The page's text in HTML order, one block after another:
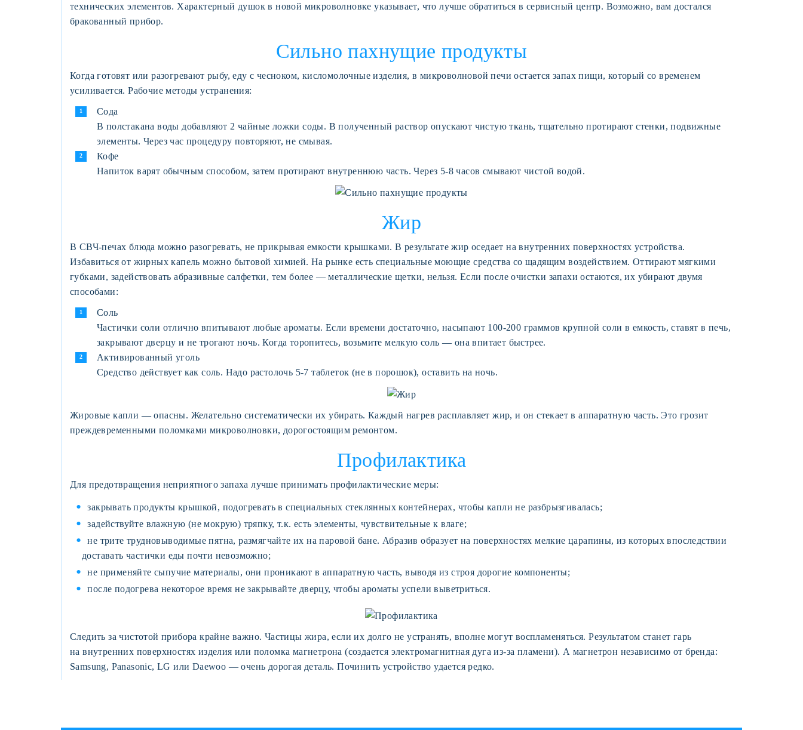
технических элементов. Характерный душок в новой микроволновке указывает, что лучше обратиться в сервисный центр. Возможно, вам достался
бракованный прибор.
Сильно пахнущие продукты
Когда готовят или разогревают рыбу, еду с чесноком, кисломолочные изделия, в микроволновой печи остается запах пищи, который со временем
усиливается. Рабочие методы устранения:
Сода
В полстакана воды добавляют 2 чайные ложки соды. В полученный раствор опускают чистую ткань, тщательно протирают стенки, подвижные
элементы. Через час процедуру повторяют, не смывая.
Кофе
Напиток варят обычным способом, затем протирают внутреннюю часть. Через 5-8 часов смывают чистой водой.
Жир
В СВЧ-печах блюда можно разогревать, не прикрывая емкости крышками. В результате жир оседает на внутренних поверхностях устройства.
Избавиться от жирных капель можно бытовой химией. На рынке есть специальные моющие средства со щадящим воздействием. Оттирают мягкими
губками, задействовать абразивные салфетки, тем более — металлические щетки, нельзя. Если после очистки запахи остаются, их убирают двумя
способами:
Соль
Частички соли отлично впитывают любые ароматы. Если времени достаточно, насыпают 100-200 граммов крупной соли в емкость, ставят в печь,
закрывают дверцу и не трогают ночь. Когда торопитесь, возьмите мелкую соль — она впитает быстрее.
Активированный уголь
Средство действует как соль. Надо растолочь 5-7 таблеток (не в порошок), оставить на ночь.
Жировые капли — опасны. Желательно систематически их убирать. Каждый нагрев расплавляет жир, и он стекает в аппаратную часть. Это грозит
преждевременными поломками микроволновки, дорогостоящим ремонтом.
Профилактика
Для предотвращения неприятного запаха лучше принимать профилактические меры:
закрывать продукты крышкой, подогревать в специальных стеклянных контейнерах, чтобы капли не разбрызгивалась;
задействуйте влажную (не мокрую) тряпку, т.к. есть элементы, чувствительные к влаге;
не трите трудновыводимые пятна, размягчайте их на паровой бане. Абразив образует на поверхностях мелкие царапины, из которых впоследствии
доставать частички еды почти невозможно;
не применяйте сыпучие материалы, они проникают в аппаратную часть, выводя из строя дорогие компоненты;
после подогрева некоторое время не закрывайте дверцу, чтобы ароматы успели выветриться.
Следить за чистотой прибора крайне важно. Частицы жира, если их долго не устранять, вполне могут воспламеняться. Результатом станет гарь
на внутренних поверхностях изделия или поломка магнетрона (создается электромагнитная дуга из-за пламени). А магнетрон независимо от бренда:
Samsung, Panasonic, LG или Daewoo — очень дорогая деталь. Починить устройство удается редко.